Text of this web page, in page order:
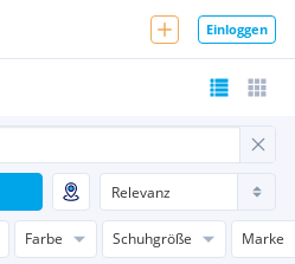
Einloggen
Farbe Schuhgröße
Marke